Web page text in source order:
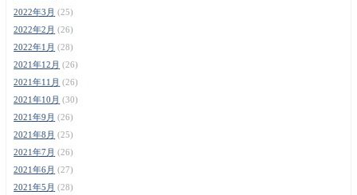
2022年3月 (25)
2022年2月 (26)
2022年1月 (28)
2021年12月 (26)
2021年11月 (26)
2021年10月 (30)
2021年9月 (26)
2021年8月 (25)
2021年7月 (26)
2021年6月 (27)
2021年5月 (28)